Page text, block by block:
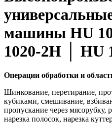
машины HU
1020-2H │ HU
Операции обработки и
Шинкование, перетирание,
кубиками, смешивание,
пропускание через мясорубку,
нарезка полосок, нарезка